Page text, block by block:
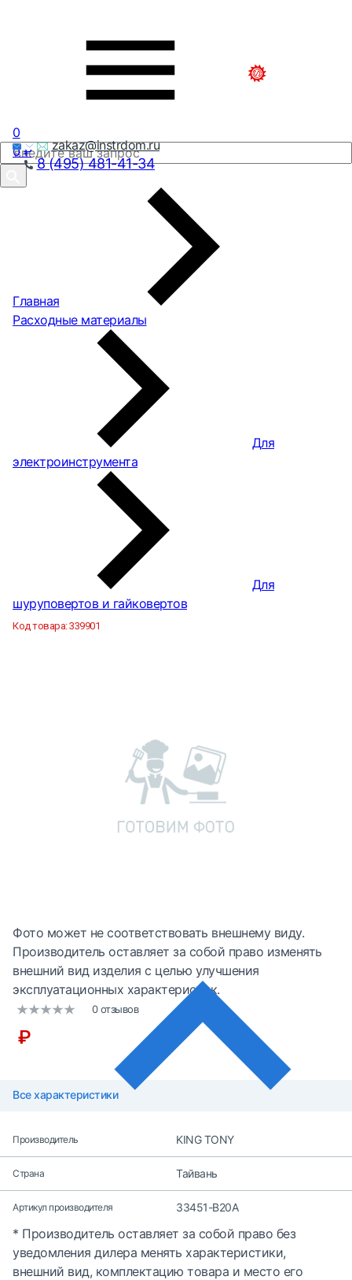
zakaz@instrdom.ru
8 (495) 481-41-34
0
0₽
Главная
Расходные материалы
Для
электроинструмента
Для
шуруповертов и гайковертов
Код товара:339901
Фото может не соответствовать внешнему виду.
Производитель оставляет за собой право изменять
внешний вид изделия с целью улучшения
эксплуатационных характеристик.
0 отзывов
₽
Все характеристики
Производитель KING TONY
Страна Тайвань
Артикул производителя 33451-B20A
* Производитель оставляет за собой право без
уведомления дилера менять характеристики,
внешний вид, комплектацию товара и место его